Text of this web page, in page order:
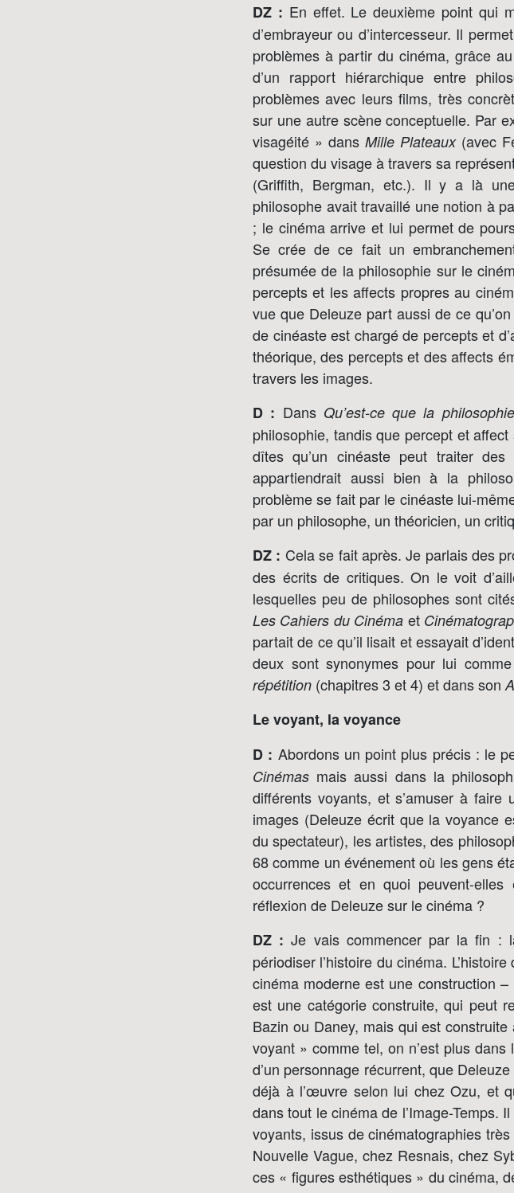
DZ : En effet. Le deuxième point qui
d’embrayeur ou d’intercesseur. Il
problèmes à partir du cinéma, grâce
d’un rapport hiérarchique entre
problèmes avec leurs films, très
sur une autre scène conceptuelle. Par
visagéité » dans Mille Plateaux(avec
question du visage à travers sa
(Griffith, Bergman, etc.). Il y a là
philosophe avait travaillé une notion à
; le cinéma arrive et lui permet de
Se crée de ce fait un
présumée de la philosophie sur le
percepts et les affects propres au
vue que Deleuze part aussi de ce
de cinéaste est chargé de percepts et
théorique, des percepts et des affects
travers les images.
D : Dans Qu’est-ce que la
philosophie, tandis que percept et
dîtes qu’un cinéaste peut traiter
appartiendrait aussi bien à la
problème se fait par le cinéaste lui-
par un philosophe, un théoricien, un
DZ : Cela se fait après. Je parlais des
des écrits de critiques. On le voit
lesquelles peu de philosophes sont
Les Cahiers du Cinéma et
partait de ce qu’il lisait et essayait
deux sont synonymes pour lui
répétition (chapitres 3 et 4) et dans son
Le voyant, la voyance
D : Abordons un point plus précis : le
Cinémas mais aussi dans la
différents voyants, et s’amuser à
images (Deleuze écrit que la voyance
du spectateur), les artistes, des
68 comme un événement où les gens
occurrences et en quoi peuvent-
réflexion de Deleuze sur le cinéma ?
DZ : Je vais commencer par la fin :
périodiser l’histoire du cinéma.
cinéma moderne est une construction
est une catégorie construite, qui peut
Bazin ou Daney, mais qui est
voyant » comme tel, on n’est plus
d’un personnage récurrent, que
déjà à l’œuvre selon lui chez Ozu, et
dans tout le cinéma de l’Image-Temps.
voyants, issus de cinématographies
Nouvelle Vague, chez Resnais, chez
ces « figures esthétiques » du cinéma,